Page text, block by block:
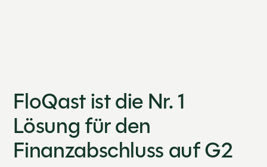
FloQast ist die Nr. 1
Lösung für den
Finanzabschluss auf G2